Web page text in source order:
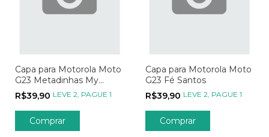
Capa para Motorola Moto
G23 Metadinhas My
Person - Parte 01
R$39,90 LEVE 2, PAGUE 1
Comprar
Capa para Motorola Moto
G23 Fé Santos
R$39,90 LEVE 2, PAGUE 1
Comprar